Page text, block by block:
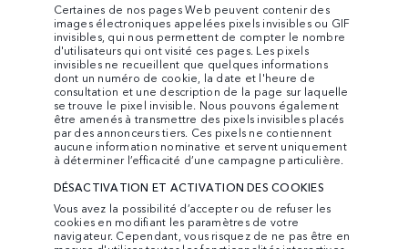
Certaines de nos pages Web peuvent contenir des
images électroniques appelées pixels invisibles ou GIF
invisibles, qui nous permettent de compter le nombre
d'utilisateurs qui ont visité ces pages. Les pixels
invisibles ne recueillent que quelques informations
dont un numéro de cookie, la date et l'heure de
consultation et une description de la page sur laquelle
se trouve le pixel invisible. Nous pouvons également
être amenés à transmettre des pixels invisibles placés
par des annonceurs tiers. Ces pixels ne contiennent
aucune information nominative et servent uniquement
à déterminer l’efficacité d’une campagne particulière.
DÉSACTIVATION ET ACTIVATION DES COOKIES
Vous avez la possibilité d’accepter ou de refuser les
cookies en modifiant les paramètres de votre
navigateur. Cependant, vous risquez de ne pas être en